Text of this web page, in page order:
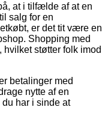
at i tilfælde af at en
salg for en
er det tit være en
Shopping med
hvilket støtter folk imod
betalinger med
nytte af en
har i sinde at